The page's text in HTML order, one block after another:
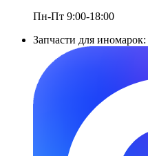
Пн-Пт 9:00-18:00
Запчасти для иномарок: